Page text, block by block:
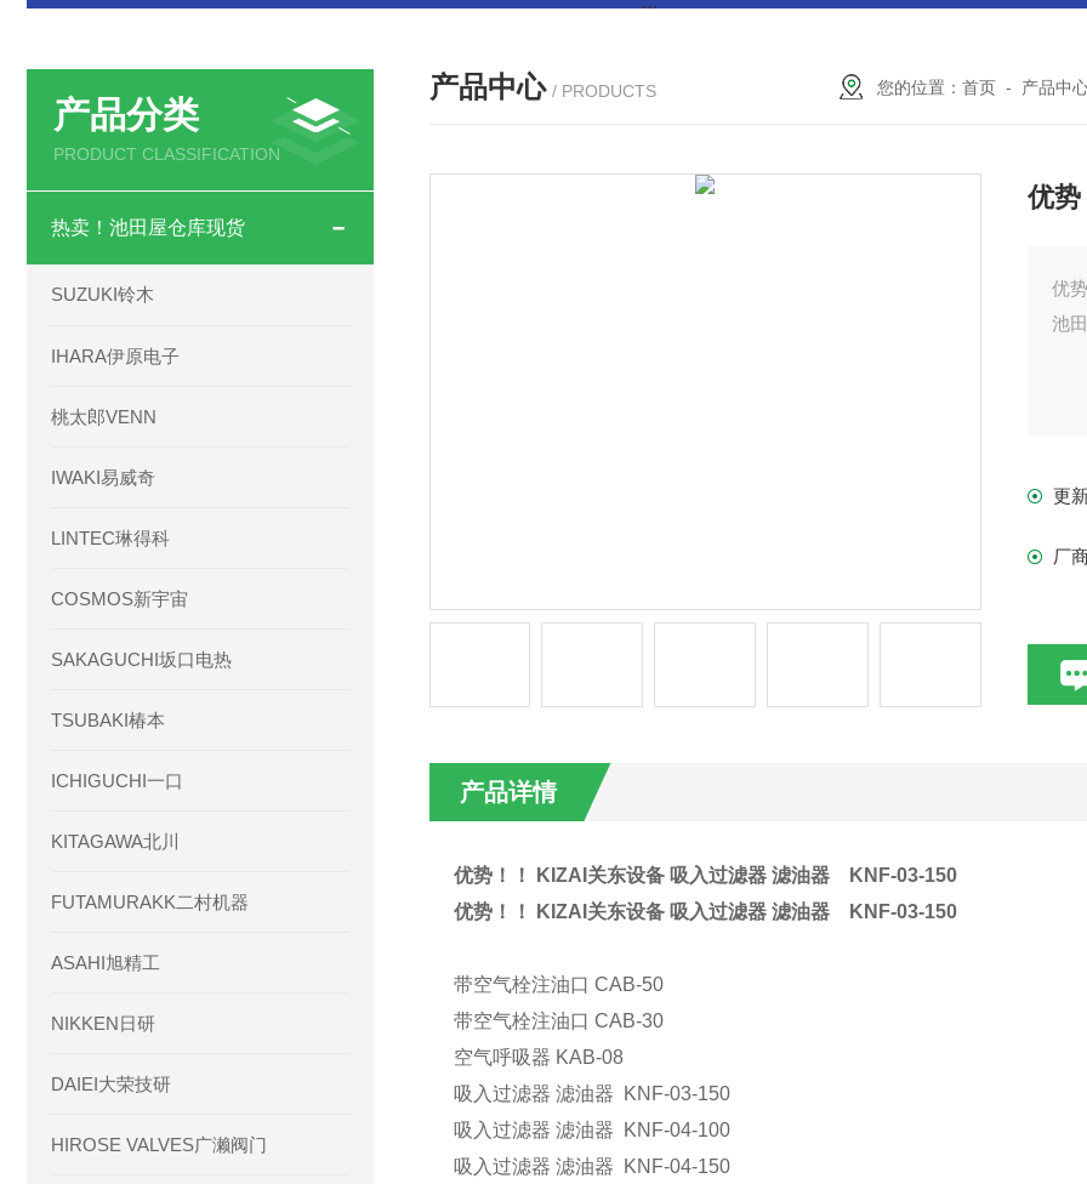
产品分类
PRODUCT CLASSIFICATION
热卖！池田屋仓库现货
SUZUKI铃木
IHARA伊原电子
桃太郎VENN
IWAKI易威奇
LINTEC琳得科
COSMOS新宇宙
SAKAGUCHI坂口电热
TSUBAKI椿本
ICHIGUCHI一口
KITAGAWA北川
FUTAMURAKK二村机器
ASAHI旭精工
NIKKEN日研
DAIEI大荣技研
HIROSE VALVES广濑阀门
产品中心 / PRODUCTS 您的位置：首页 - 产品中
优
优
池
更
厂
产品详情
优势！！ KIZAI关东设备 吸入过滤器 滤油器KNF-03-150
优势！！ KIZAI关东设备 吸入过滤器 滤油器KNF-03-150
带空气栓注油口 CAB-50
带空气栓注油口 CAB-30
空气呼吸器 KAB-08
吸入过滤器 滤油器 KNF-03-150
吸入过滤器 滤油器 KNF-04-100
吸入过滤器 滤油器 KNF-04-150